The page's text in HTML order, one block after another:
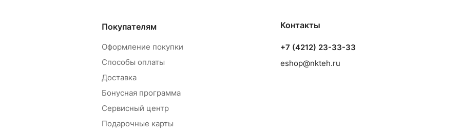
Покупателям
Оформление покупки
Способы оплаты
Доставка
Бонусная программа
Сервисный центр
Подарочные карты
Контакты
+7 (4212) 23-33-33
eshop@nkteh.ru